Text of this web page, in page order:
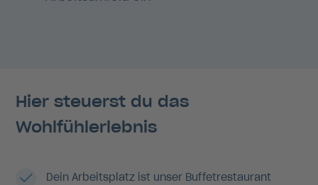
Hier steuerst du das
Wohlfühlerlebnis
Dein Arbeitsplatz ist unser Buffetrestaurant